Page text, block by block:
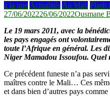
à la une Actualités Au Mali Flash
27/06/202226/06/2022Ousmane
Le 19 mars 2011, avec la
les pays engagés ont
toute l’Afrique en général. Les
Niger Mamadou Issoufou. Quel
Ce précédent funeste n’a pas
maîtres contre le Mali… Ces
et dans bien d’autres pays